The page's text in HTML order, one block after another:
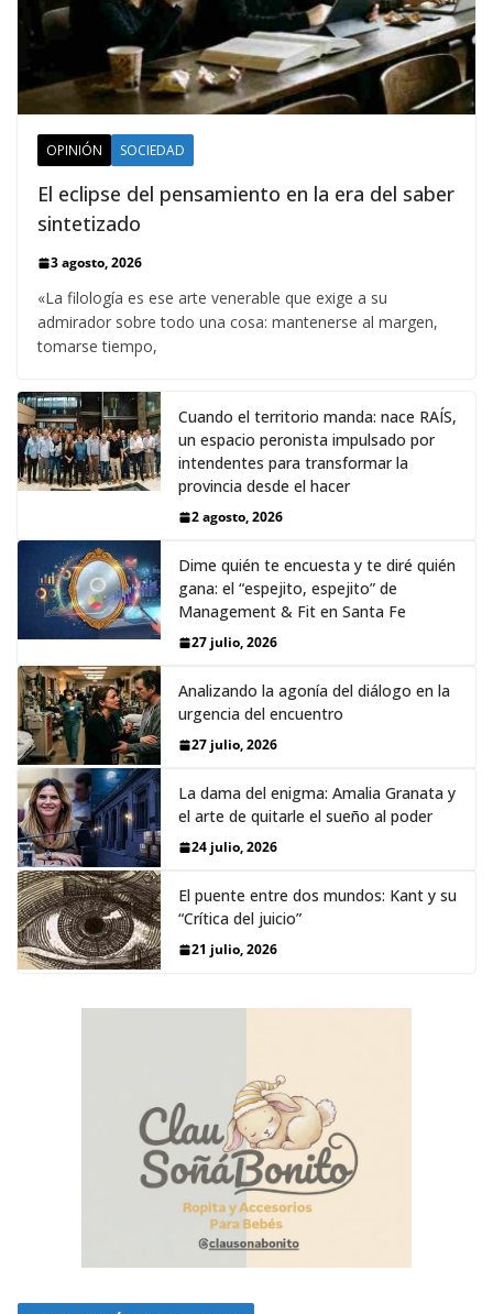
OPINIÓN SOCIEDAD
El eclipse del pensamiento en la era del saber
sintetizado
3 agosto, 2026
«La filología es ese arte venerable que exige a su
admirador sobre todo una cosa: mantenerse al margen,
tomarse tiempo,
Cuando el territorio manda: nace RAÍS,
un espacio peronista impulsado por
intendentes para transformar la
provincia desde el hacer
2 agosto, 2026
Dime quién te encuesta y te diré quién
gana: el “espejito, espejito” de
Management & Fit en Santa Fe
27 julio, 2026
Analizando la agonía del diálogo en la
urgencia del encuentro
27 julio, 2026
La dama del enigma: Amalia Granata y
el arte de quitarle el sueño al poder
24 julio, 2026
El puente entre dos mundos: Kant y su
“Crítica del juicio”
21 julio, 2026